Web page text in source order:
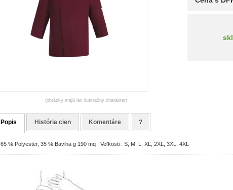
(obrázky majú len ilustračný charakter)
Popis História cien Komentáre ?
65 % Polyester, 35 % Bavlna g 190 mq . Veľkosti : S, M, L, XL, 2XL, 3XL, 4XL